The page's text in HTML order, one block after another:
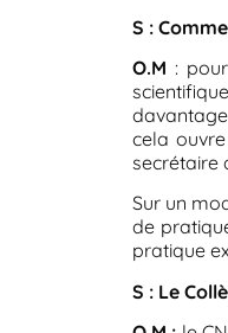
S :
O.M :
cela
secrétaire
Sur un
de
pratique
S : Le